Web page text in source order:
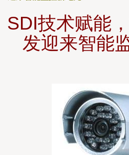
SDI技术赋能
发迎来智能